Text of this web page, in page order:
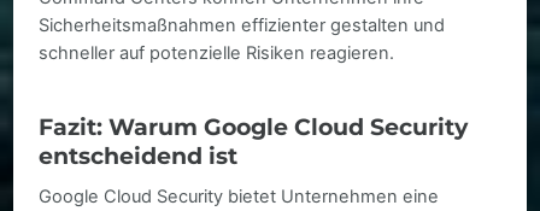
Sicherheitsmaßnahmen effizienter gestalten und
schneller auf potenzielle Risiken reagieren.
Fazit: Warum Google Cloud Security
entscheidend ist
Google Cloud Security bietet Unternehmen eine